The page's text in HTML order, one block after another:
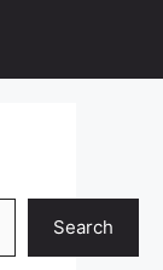
Search